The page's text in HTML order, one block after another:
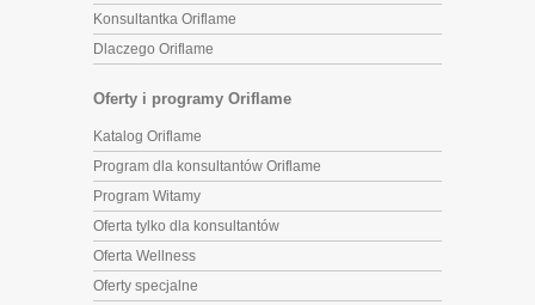
Konsultantka Oriflame
Dlaczego Oriflame
Oferty i programy Oriflame
Katalog Oriflame
Program dla konsultantów Oriflame
Program Witamy
Oferta tylko dla konsultantów
Oferta Wellness
Oferty specjalne